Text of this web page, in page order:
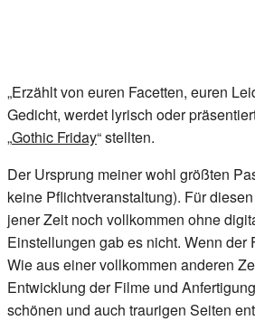
„Erzählt von euren Facetten, euren
Gedicht, werdet lyrisch oder
„Gothic Friday“ stellten.
Der Ursprung meiner wohl größten
keine Pflichtveranstaltung). Für
jener Zeit noch vollkommen ohne
Einstellungen gab es nicht. Wenn
Wie aus einer vollkommen anderen
Entwicklung der Filme und
schönen und auch traurigen Seiten